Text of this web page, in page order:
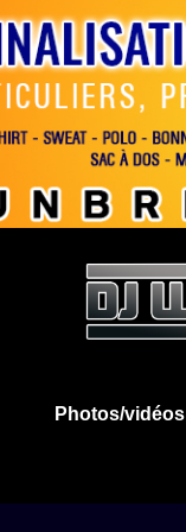
Photos/vidéos